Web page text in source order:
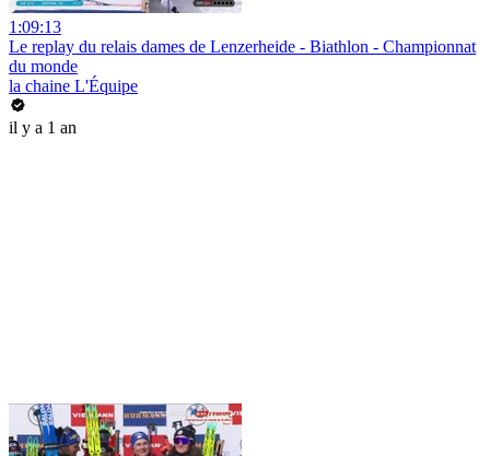
1:09:13
Le replay du relais dames de Lenzerheide - Biathlon - Championnat
du monde
la chaine L'Équipe
il y a 1 an